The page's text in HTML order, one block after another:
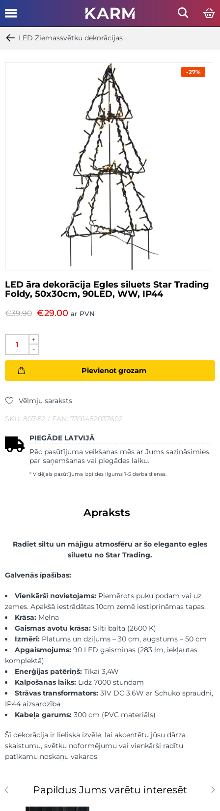
LED Ziemassvētku dekorācijas
-27%
LED āra dekorācija Egles siluets Star Trading
Foldy, 50x30cm, 90LED, WW, IP44
€39.90 €29.00 ar PVN
+
-
Pievienot grozam
Vēlmju saraksts
SKU: 807-52 / EAN: 7391482037602
PIEGĀDE LATVIJĀ
Pēc pasūtījuma veikšanas mēs ar Jums sazināsimies
par saņemšanas vai piegādes laiku.
* Vidējais pasūtījuma izpildes ilgums 1-5 darba dienas.
Apraksts
Radiet siltu un mājīgu atmosfēru ar šo eleganto egles
siluetu no Star Trading.
Galvenās īpašības:
Vienkārši novietojams:Piemērots puķu podam vai uz
zemes. Apakšā iestrādātas 10cm zemē iestiprināmas tapas.
Krāsa:Melna
Gaismas avotu krāsa:Silti balta (2600 K)
Izmēri:Platums un dziļums – 30 cm, augstums – 50 cm
Apgaismojums:90 LED gaismiņas (283 lm, iekļautas
komplektā)
Enerģijas patēriņš:Tikai 3,4W
Kalpošanas laiks:Līdz 7000 stundām
Strāvas transformators:31V DC 3.6W ar Schuko spraudni,
IP44 aizsardzība
Kabeļa garums:300 cm (PVC materiāls)
Šī dekorācija ir lieliska izvēle, lai akcentētu jūsu dārza
skaistumu, svētku noformējumu vai vienkārši radītu
patīkamu noskaņu vakaros.
Papildus Jums varētu interesēt